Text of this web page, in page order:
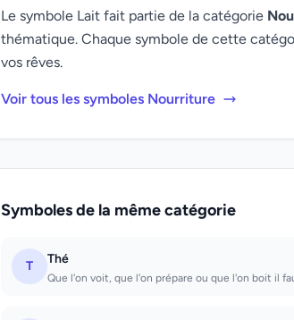
Le symbole Lait fait partie de la catégorie
thématique. Chaque symbole de cette
vos rêves.
Voir tous les symboles Nourriture
Symboles de la même catégorie
T Thé
Que l'on voit, que l'on prépare ou que l'on boit il